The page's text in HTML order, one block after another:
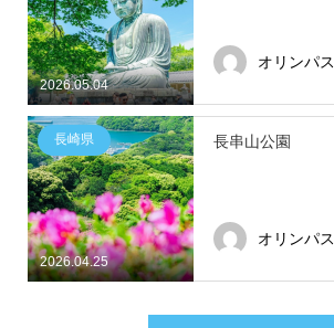
2026.05.04
オリンパス
2026.04.25
長崎県 長串山公園
オリンパス